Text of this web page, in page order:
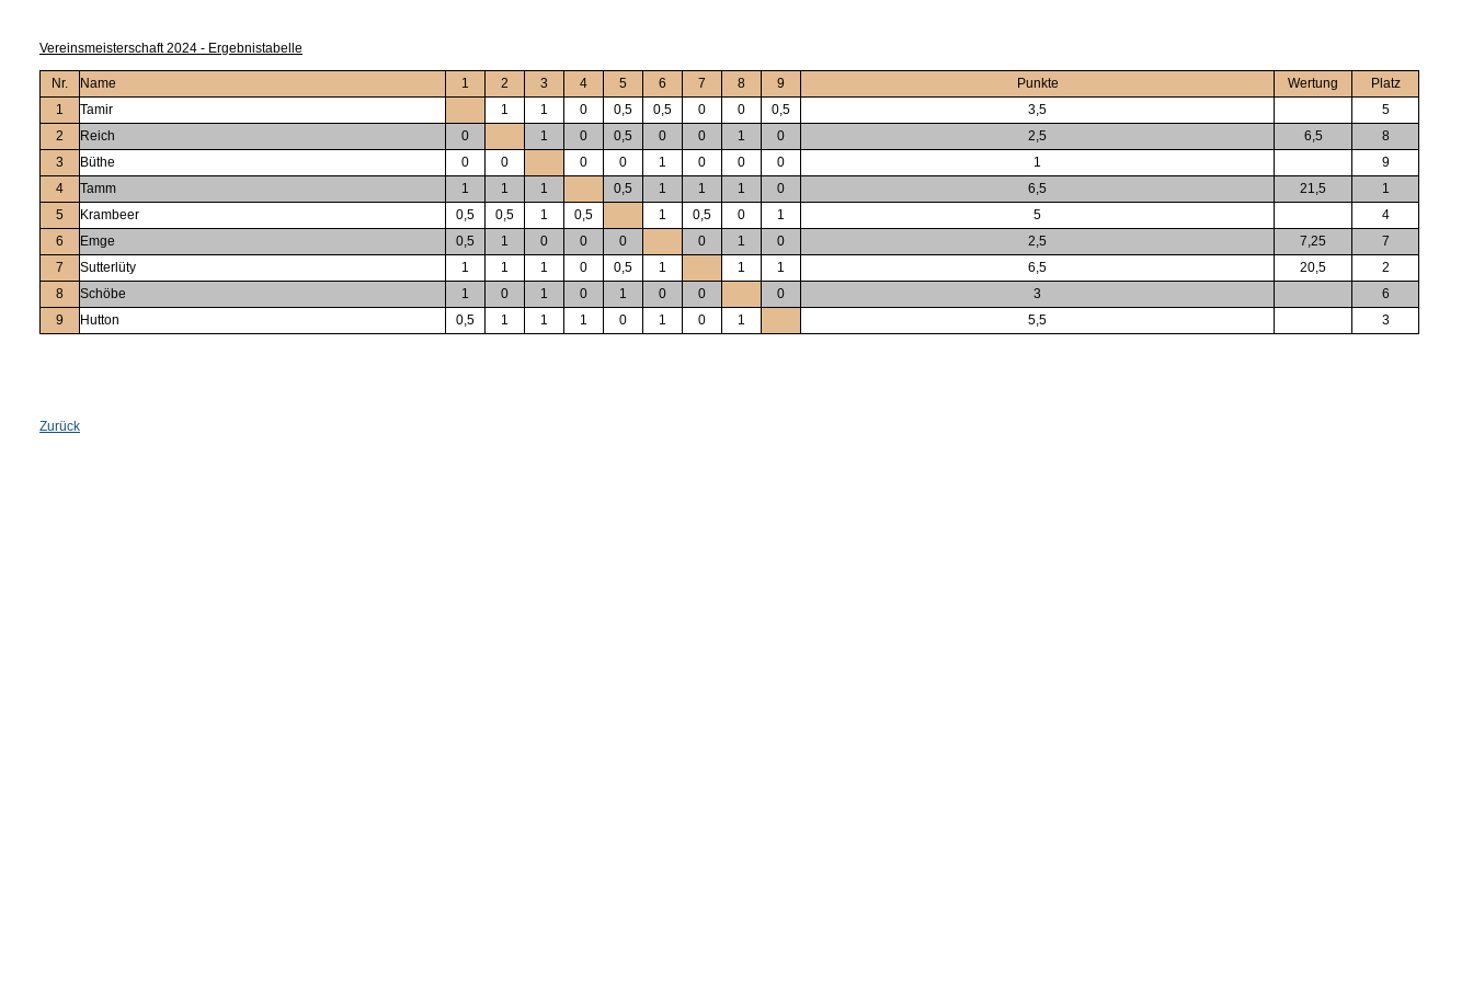
Vereinsmeisterschaft 2024 - Ergebnistabelle
Nr. Name 1 2 3 4 5 6 7 8 9 Punkte Wertung
Platz
1
Tamir 1 1 0 0,5 0,5 0 0 0,5 3,5
5
2
Reich 0 1 0 0,5 0 0 1 0 2,5 6,5
8
3
Büthe 0 0 0 0 1 0 0 0 1
9
4
Tamm 1 1 1 0,5 1 1 1 0 6,5 21,5
1
5
Krambeer 0,5 0,5 1 0,5 1 0,5 0 1 5
4
6
Emge 0,5 1 0 0 0 0 1 0 2,5 7,25
7
7
Sutterlüty 1 1 1 0 0,5 1 1 1 6,5 20,5
2
8
Schöbe 1 0 1 0 1 0 0 0 3
6
9
Hutton 0,5 1 1 1 0 1 0 1 5,5 3
Zurück